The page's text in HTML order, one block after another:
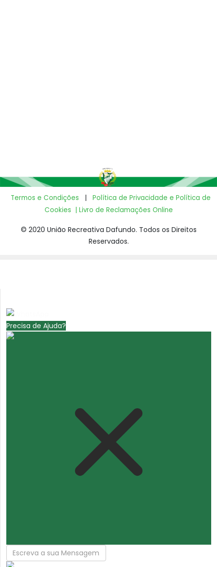
Termos e Condições
Política de Privacidade e Política de
Cookies
Livro de Reclamações Online
© 2020 União Recreativa Dafundo. Todos os Direitos
Reservados.
Precisa de Ajuda?